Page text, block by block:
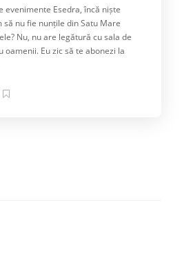
evenimente Esedra, încă niște
să nu fie nunțile din Satu Mare
Nu, nu are legătură cu sala de
oamenii. Eu zic să te abonezi la